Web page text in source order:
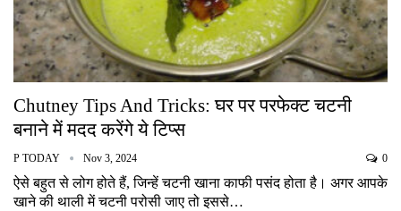
Chutney Tips And Tricks: घर पर परफेक्ट चटनी
बनाने में मदद करेंगे ये टिप्स
P TODAY Nov 3, 2024 0
ऐसे बहुत से लोग होते हैं, जिन्हें चटनी खाना काफी पसंद होता है। अगर आपके
खाने की थाली में चटनी परोसी जाए तो इससे…